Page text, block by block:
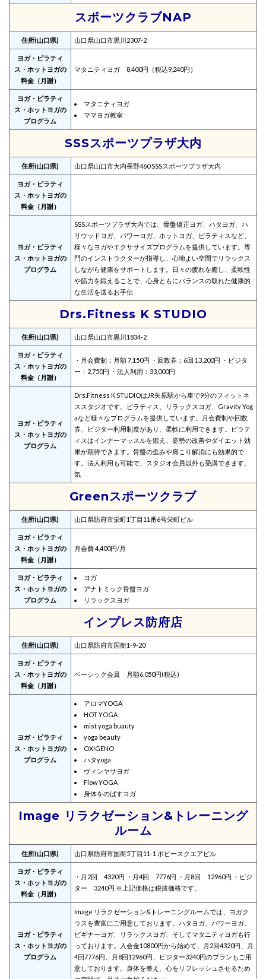
スポーツクラブNAP
住所(山口県) 山口県山口市黒川2307-2
ヨガ・ピラティ
ス・ホットヨガの
料金（月謝）
マタニティヨガ 8,400円（税込9,240円）
ヨガ・ピラティ
ス・ホットヨガの
プログラム
マタニティヨガ
ママヨガ教室
SSSスポーツプラザ大内
住所(山口県) 山口県山口市大内長野460 SSSスポーツプラザ大内
ヨガ・ピラティ
ス・ホットヨガの
料金（月謝）
ヨガ・ピラティ
ス・ホットヨガの
プログラム
SSSスポーツプラザ大内では、骨盤矯正ヨガ、ハタヨガ、ハ
リウッドヨガ、パワーヨガ、ホットヨガ、ピラティスなど、
様々なヨガやエクササイズプログラムを提供しています。専
門のインストラクターが指導し、心地よい空間でリラックス
しながら健康をサポートします。日々の疲れを癒し、柔軟性
や筋力を鍛えることで、心身ともにバランスの取れた健康的
な生活を送るお手伝
Drs.Fitness K STUDIO
住所(山口県) 山口県山口市黒川1834-2
ヨガ・ピラティ
ス・ホットヨガの
料金（月謝）
・月会費制：月額 7,150円 ・回数券：6回 13,200円 ・ビジタ
ー：2,750円 ・法人利用：33,000円
ヨガ・ピラティ
ス・ホットヨガの
プログラム
Drs.Fitness K STUDIOはJR矢原駅から車で9分のフィットネ
ススタジオです。ピラティス、リラックスヨガ、Gravity Yog
aなど様々なプログラムを提供しています。月会費制や回数
券、ビジター利用制度があり、柔軟に利用できます。ピラテ
ィスはインナーマッスルを鍛え、姿勢の改善やダイエット効
果が期待できます。骨盤の歪みや肩こり解消にも効果的で
す。法人利用も可能で、スタジオ会員以外も受講できます。
気
Greenスポーツクラブ
住所(山口県) 山口県防府市栄町1丁目11番6号栄町ビル
ヨガ・ピラティ
ス・ホットヨガの
料金（月謝）
月会費 4,400円/月
ヨガ・ピラティ
ス・ホットヨガの
プログラム
ヨガ
アナトミック骨盤ヨガ
リラックスヨガ
インプレス防府店
住所(山口県) 山口県防府市国衙1-9-20
ヨガ・ピラティ
ス・ホットヨガの
料金（月謝）
ベーシック会員 月額6,050円(税込)
ヨガ・ピラティ
ス・ホットヨガの
プログラム
アロマYOGA
HOT YOGA
mist yoga buauty
yoga beauty
OXIGENO
ハタyoga
ヴィンヤサヨガ
Flow YOGA
身体をのばすヨガ
Image リラクゼーション&トレーニング
ルーム
住所(山口県) 山口県防府市国衙5丁目11-1 ポピースクエアビル
ヨガ・ピラティ
ス・ホットヨガの
料金（月謝）
・月2回 4320円 ・月4回 7776円 ・月8回 12960円 ・ビジ
ター 3240円 ※上記価格は税抜価格です。
ヨガ・ピラティ
ス・ホットヨガの
プログラム
Image リラクゼーション&トレーニングルームでは、ヨガク
ラスを豊富にご用意しております。ハタヨガ、パワーヨガ、
ビギナーヨガ、リラックスヨガ、そしてマタニティヨガも行
っております。入会金10800円から始めて、月2回4320円、月
4回7776円、月8回12960円、ビジター3240円のプランもご用
意しております。身体を整え、心をリフレッシュさせるため